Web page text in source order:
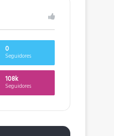
0
Seguidores
108k
Seguidores